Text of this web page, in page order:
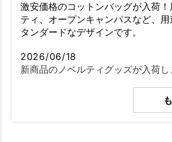
激安価格のコットンバッグが入荷
ティ、オープンキャンパスなど、
タンダードなデザインです。
2026/06/18
新商品のノベルティグッズが入荷し